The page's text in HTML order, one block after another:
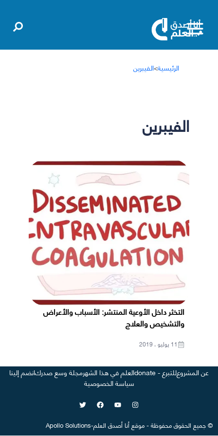
الرئيسية>الفيبرين
الفيبرين
التخثر داخل الأوعية المنتشر: الأسباب والأعراض
والتشخيص والعلاج
11 يوليو ، 2019
عن المشروعللتبرع - donate العلم في هذا الشهرمجلة وسع صدركانضم إلينا
سياسة الخصوصية
©جميع الحقوق محفوظة-موقعأنا أصدق العلم-
Apollo Solutions